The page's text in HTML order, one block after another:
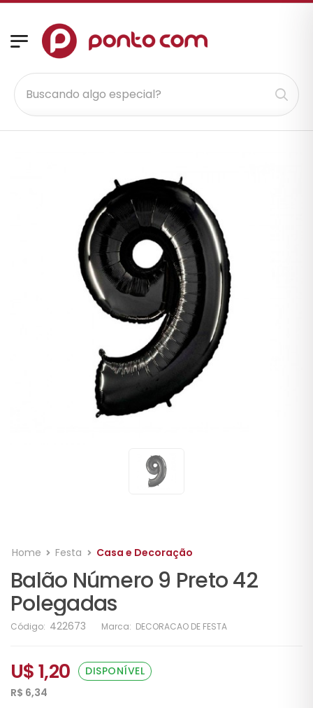
Home Festa Casa e Decoração
Balão Número 9 Preto 42
Polegadas
Código: 422673 Marca: DECORACAO DE FESTA
U$ 1,20
DISPONÍVEL
R$ 6,34